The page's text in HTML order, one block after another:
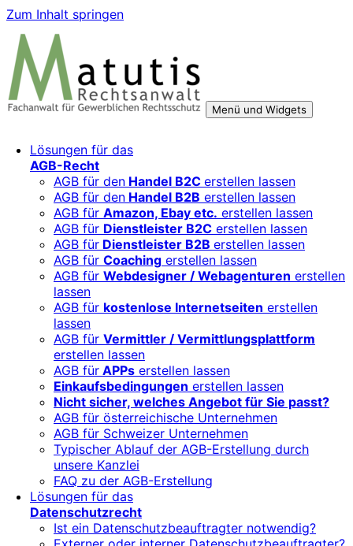
Zum Inhalt springen
wachsen mit starken AGB, Datenschutz und
Markenschutz
Aktivitäten, Plattformen und Innovationen rechtssicher
entwickeln und skalieren wollen.
Menü und Widgets
Lösungen für das
AGB-Recht
AGB für den Handel B2C erstellen lassen
AGB für den Handel B2B erstellen lassen
AGB für Amazon, Ebay etc. erstellen lassen
AGB für Dienstleister B2C erstellen lassen
AGB für Dienstleister B2B erstellen lassen
AGB für Coaching erstellen lassen
AGB für Webdesigner / Webagenturen erstellen
lassen
AGB für kostenlose Internetseiten erstellen
lassen
AGB für Vermittler / Vermittlungsplattform
erstellen lassen
AGB für APPs erstellen lassen
Einkaufsbedingungen erstellen lassen
Nicht sicher, welches Angebot für Sie passt?
AGB für österreichische Unternehmen
AGB für Schweizer Unternehmen
Typischer Ablauf der AGB-Erstellung durch
unsere Kanzlei
FAQ zu der AGB-Erstellung
Lösungen für das
Datenschutzrecht
Ist ein Datenschutzbeauftragter notwendig?